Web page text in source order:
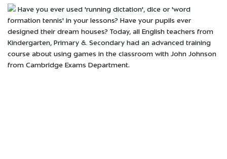
Have you ever used 'running dictation', dice or 'word
formation tennis' in your lessons? Have your pupils ever
designed their dream houses? Today, all English teachers from
Kindergarten, Primary & Secondary had an advanced training
course about using games in the classroom with John Johnson
from Cambridge Exams Department.